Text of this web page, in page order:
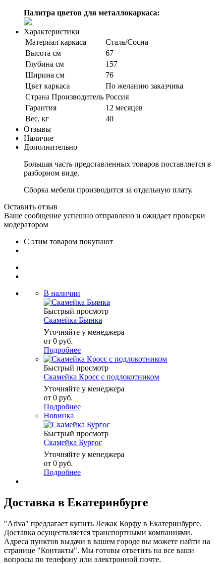
Палитра цветов для металлокаркаса:
Характеристики
Материал каркаса
Сталь/Сосна
Высота см
67
Глубина см
157
Ширина см
76
Цвет каркаса
По желанию заказчика
Страна Производитель Россия
Гарантия
12 месяцев
Вес, кг
40
Отзывы
Наличие
Дополнительно
Большая часть представленных товаров поставляется в
разборном виде.
Сборка мебели производится за отдельную плату.
Оставить отзыв
Ваше сообщение успешно отправлено и ожидает проверки
модератором
С этим товаром покупают
В наличии
Быстрый просмотр
Скамейка Бьянка
Уточняйте у менеджера
от 0 руб.
Подробнее
Быстрый просмотр
Скамейка Кросс с подлокотником
Уточняйте у менеджера
от 0 руб.
Подробнее
Новинка
Быстрый просмотр
Скамейка Бургос
Уточняйте у менеджера
от 0 руб.
Подробнее
Доставка в Екатеринбурге
"Ariva" предлагает купить Лежак Корфу в Екатеринбурге.
Доставка осуществляется транспортными компаниями.
Адреса пунктов выдачи в вашем городе вы можете найти на
странице "Контакты". Мы готовы ответить на все ваши
вопросы по телефону или электронной почте.